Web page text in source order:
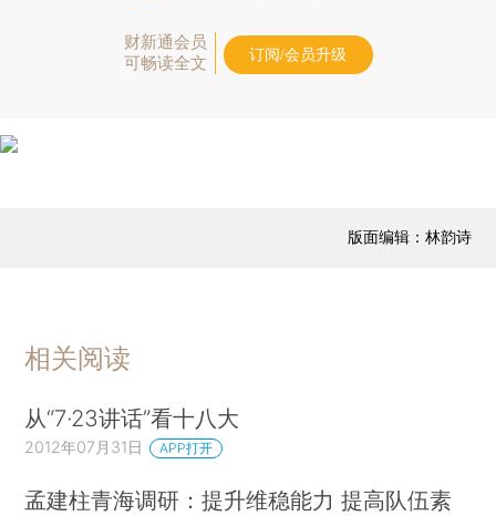
财新通会员
可畅读全文
订阅/会员升级
版面编辑：林韵诗
相关阅读
从“7·23讲话”看十八大
2012年07月31日 APP打开
孟建柱青海调研：提升维稳能力 提高队伍素